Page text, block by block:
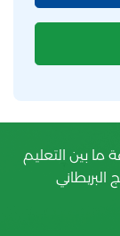
بين التعليم
البريطاني